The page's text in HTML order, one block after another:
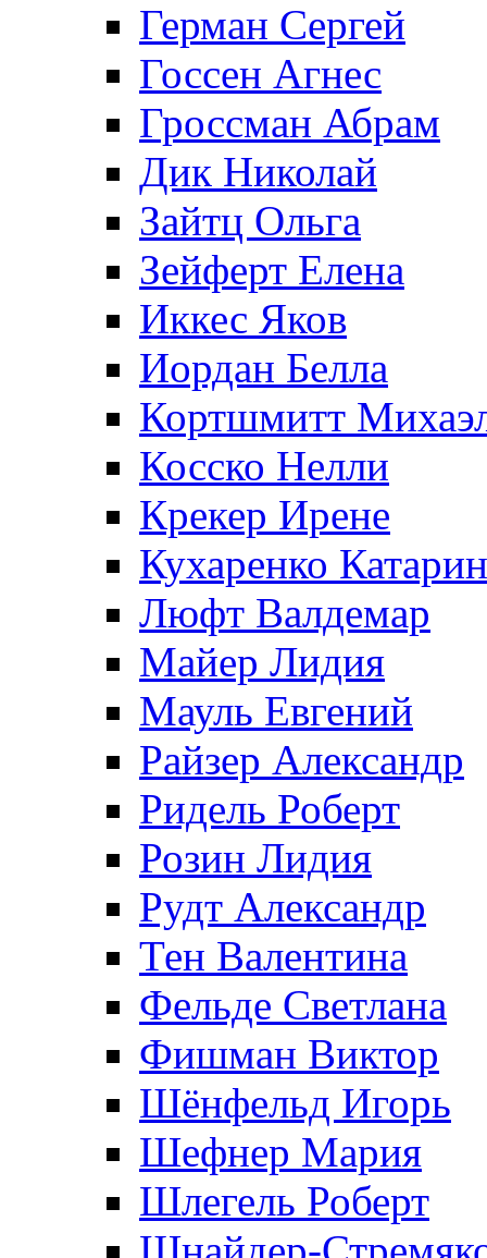
Герман Сергей
Госсен Агнес
Гроссман Абрам
Дик Николай
Зайтц Ольга
Зейферт Елена
Иккес Яков
Иордан Белла
Кортшмитт
Косско Нелли
Крекер Ирене
Кухаренко
Люфт Валдемaр
Майер Лидия
Мауль Евгений
Райзер Александр
Ридель Роберт
Розин Лидия
Рудт Александр
Тен Валентина
Фельде Светлана
Фишман Виктор
Шёнфельд Игорь
Шефнер Мария
Шлегель Роберт